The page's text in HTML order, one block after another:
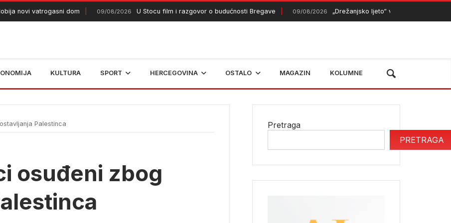
vatrogasni dom 09/08/2026 U Stocu film i razgovor o budućnosti Bregave 09/08/2026 „Drežanjsko ljeto“ večeras spaja tradiciju i
KULTURA SPORT HERCEGOVINA OSTALO MAGAZIN KOLUMNE
Palestinca
osuđeni zbog
Pretraga
PRETRAGA